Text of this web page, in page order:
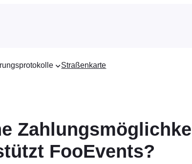
Straßenkarte
FooEvents?